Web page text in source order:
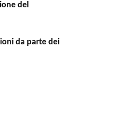
del
da parte dei